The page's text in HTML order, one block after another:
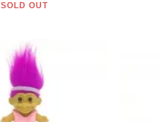
SOLD OUT